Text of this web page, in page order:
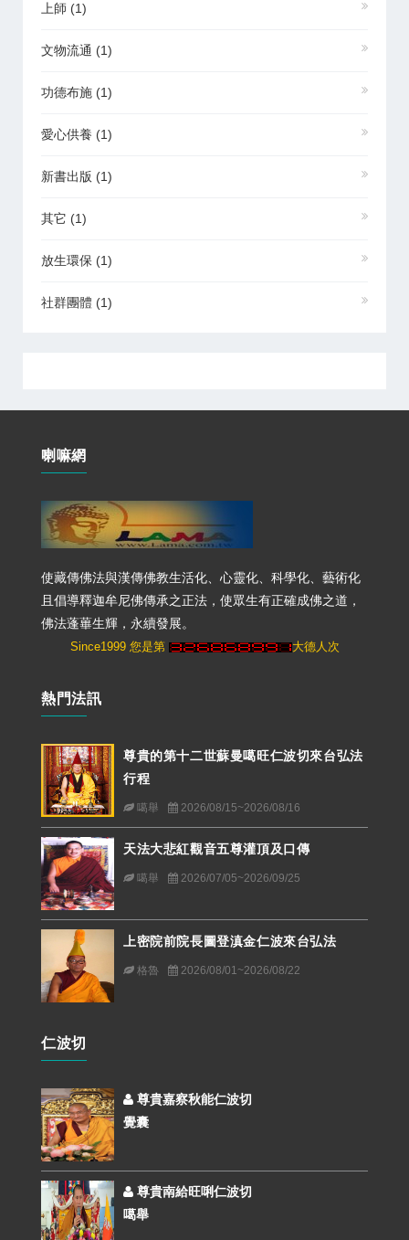
上師 (1)
文物流通 (1)
功德布施 (1)
愛心供養 (1)
新書出版 (1)
其它 (1)
放生環保 (1)
社群團體 (1)
喇嘛網
使藏傳佛法與漢傳佛教生活化、心靈化、科學化、藝術化
且倡導釋迦牟尼佛傳承之正法，使眾生有正確成佛之道，
佛法蓬蓽生輝，永續發展。
Since1999 您是第 大德人次
熱門法訊
尊貴的第十二世蘇曼噶旺仁波切來台弘法
行程
噶舉 2026/08/15~2026/08/16
天法大悲紅觀音五尊灌頂及口傳
噶舉 2026/07/05~2026/09/25
上密院前院長圖登滇金仁波來台弘法
格魯 2026/08/01~2026/08/22
仁波切
尊貴嘉察秋能仁波切
覺囊
尊貴南給旺唎仁波切
噶舉